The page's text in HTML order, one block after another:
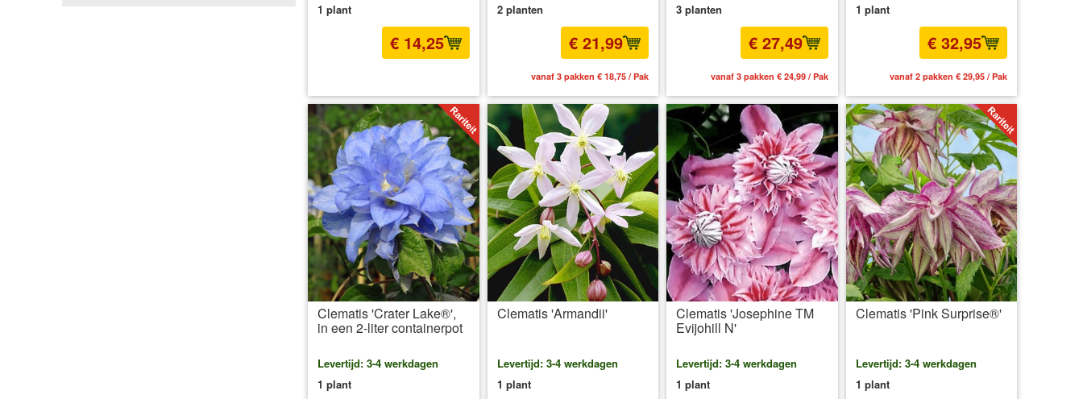
1 plant
€ 14,25
2 planten
€ 21,99
vanaf 3 pakken € 18,75 / Pak
3 planten
€ 27,49
vanaf 3 pakken € 24,99 / Pak
1 plant
€ 32,95
vanaf 2 pakken € 29,95 / Pak
Clematis 'Crater Lake®',
in een 2-liter containerpot
Levertijd: 3-4 werkdagen
1 plant
Clematis 'Armandii'
Levertijd: 3-4 werkdagen
1 plant
Clematis 'Josephine TM
Evijohill N'
Levertijd: 3-4 werkdagen
1 plant
Clematis 'Pink Surprise®'
Levertijd: 3-4 werkdagen
1 plant